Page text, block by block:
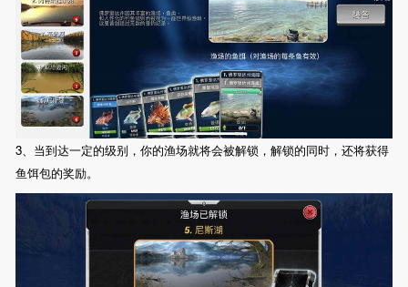
3、当到达一定的级别，你的渔场就将会被解锁，解锁的同时，还将获得
鱼饵包的奖励。